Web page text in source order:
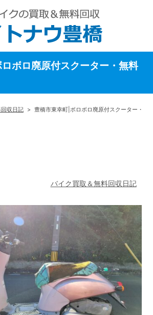
ボロ廃原付スクーター・無料
収日記 > 豊橋市東幸町|ボロボロ廃原付スクーター・
バイク買取＆無料回収日記